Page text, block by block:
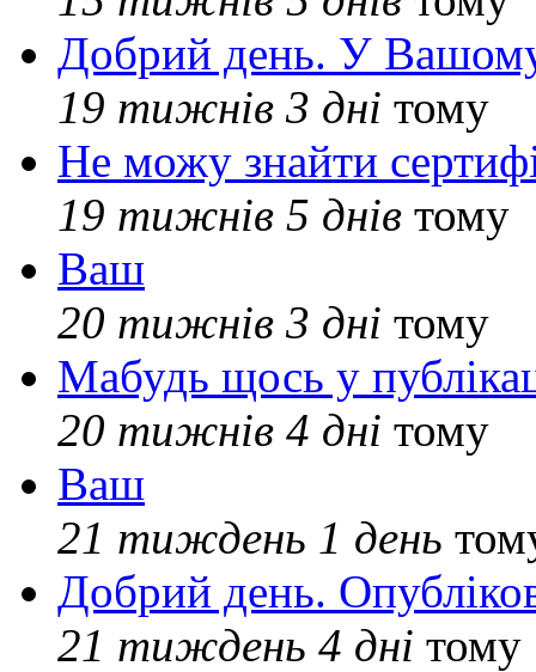
Добрий день. У Вашому
19 тижнів 3 дні тому
Не можу знайти
19 тижнів 5 днів тому
Ваш
20 тижнів 3 дні тому
Мабудь щось у
20 тижнів 4 дні тому
Ваш
21 тиждень 1 день
Добрий день.
21 тиждень 4 дні тому